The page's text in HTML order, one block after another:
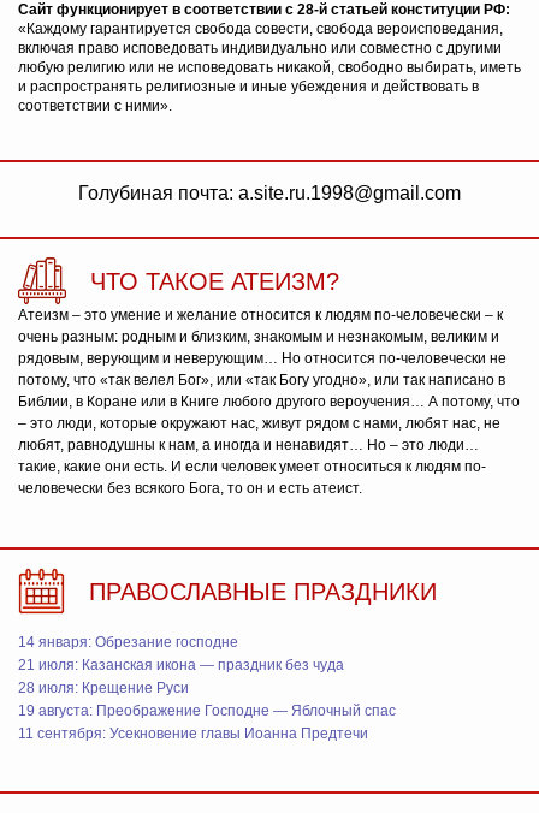
Сайт функционирует в соответствии с 28-й статьей конституции РФ:
«Каждому гарантируется свобода совести, свобода вероисповедания,
включая право исповедовать индивидуально или совместно с другими
любую религию или не исповедовать никакой, свободно выбирать, иметь
и распространять религиозные и иные убеждения и действовать в
соответствии с ними».
Голубиная почта: a.site.ru.1998@gmail.com
ЧТО ТАКОЕ АТЕИЗМ?
Атеизм – это умение и желание относится к людям по-человечески – к
очень разным: родным и близким, знакомым и незнакомым, великим и
рядовым, верующим и неверующим… Но относится по-человечески не
потому, что «так велел Бог», или «так Богу угодно», или так написано в
Библии, в Коране или в Книге любого другого вероучения… А потому, что
– это люди, которые окружают нас, живут рядом с нами, любят нас, не
любят, равнодушны к нам, а иногда и ненавидят… Но – это люди…
такие, какие они есть. И если человек умеет относиться к людям по-
человечески без всякого Бога, то он и есть атеист.
ПРАВОСЛАВНЫЕ ПРАЗДНИКИ
14 января: Обрезание господне
21 июля: Казанская икона — праздник без чуда
28 июля: Крещение Руси
19 августа: Преображение Господне — Яблочный спас
11 сентября: Усекновение главы Иоанна Предтечи